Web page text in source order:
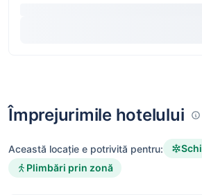
Împrejurimile hotelului
Această locație e potrivită pentru: Schi
Plimbări prin zonă